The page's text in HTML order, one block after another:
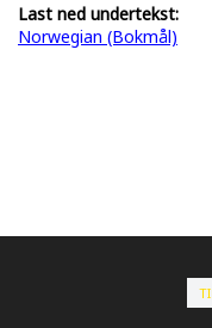
Last ned undertekst:
Norwegian (Bokmål)